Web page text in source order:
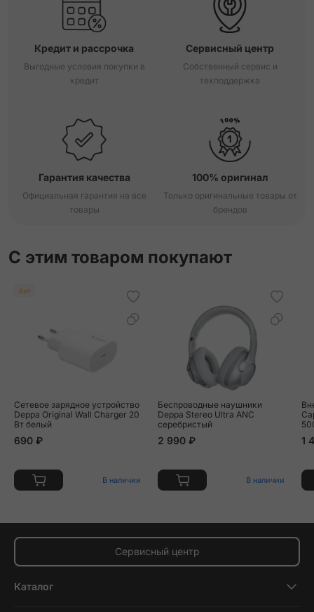
Кредит и рассрочка
Выгодные условия покупки в
кредит
Сервисный центр
Собственный сервис и
техподдержка
Гарантия качества
Официальная гарантия на все
товары
100% оригинал
Только оригинальные товары от
брендов
С этим товаром покупают
Хит
Сетевое зарядное устройство
Deppa Original Wall Charger 20
Вт белый
690 ₽
В наличии
Беспроводные наушники
Deppa Stereo Ultra ANC
серебристый
2 990 ₽
В наличии
1
Сервисный центр
Каталог